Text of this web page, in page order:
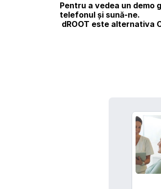
Pentru a vedea un demo
telefonul şi sună-ne.
dROOT este alternativa